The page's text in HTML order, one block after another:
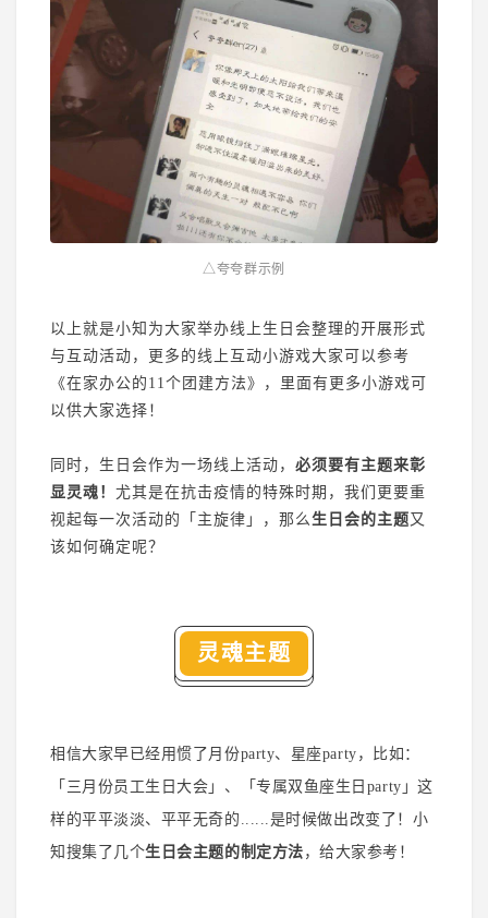
△夸夸群示例
以上就是小知为大家举办线上生日会整理的开展形式
与互动活动，更多的线上互动小游戏大家可以参考
《在家办公的11个团建方法》
，里面有更多小游戏可
以供大家选择！
同时，生日会作为一场线上活动， 必须要有主题来彰
显灵魂！ 尤其是在抗击疫情的特殊时期，我们更要重
视起每一次活动的「主旋律」，那么生日会的主题 又
该如何确定呢？
灵魂主题
相信大家早已经用惯了月份party、星座party，比如：
「三月份员工生日大会」、「专属双鱼座生日party」这
样的平平淡淡、平平无奇的......是时候做出改变了！ 小
知搜集了几个生日会主题的制定方法 ，给大家参考！